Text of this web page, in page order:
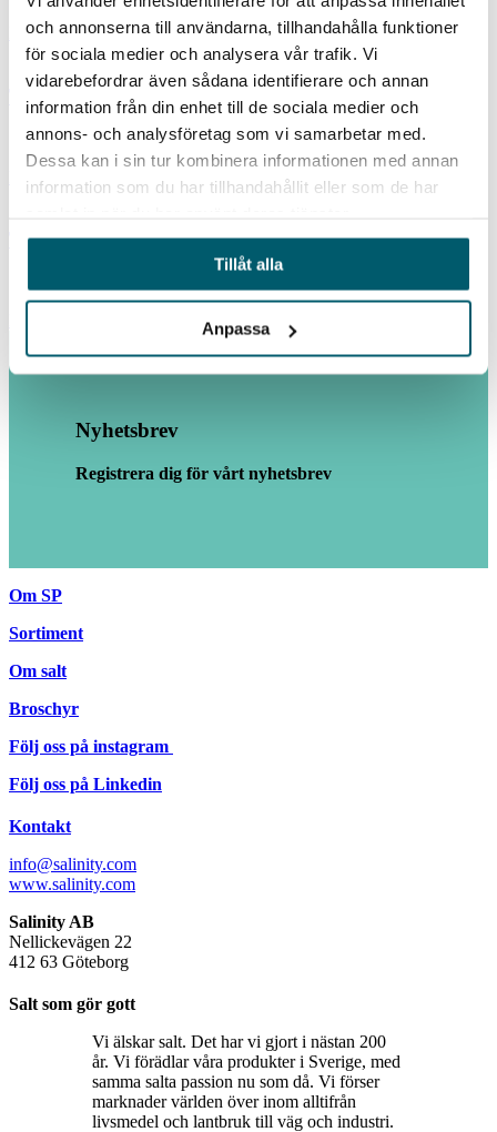
och annonserna till användarna, tillhandahålla funktioner
för sociala medier och analysera vår trafik. Vi
vidarebefordrar även sådana identifierare och annan
information från din enhet till de sociala medier och
annons- och analysföretag som vi samarbetar med.
Dessa kan i sin tur kombinera informationen med annan
information som du har tillhandahållit eller som de har
Tillåt alla
Anpassa
Läs mer
Tösalt 10kg
SP Tösalt – Effektiva lösningar för snö- och halkbekämpning
Läs mer
Tösalt 13kg
Nyhetsbrev
Registrera dig för vårt nyhetsbrev
Om SP
Sortiment
Om salt
Broschyr
Följ oss på instagram
Följ oss på Linkedin
Kontakt
info@salinity.com
www.salinity.com
Salinity AB
Nellickevägen 22
412 63 Göteborg
Salt som gör gott
Vi älskar salt. Det har vi gjort i nästan 200
år. Vi förädlar våra produkter i Sverige, med
samma salta passion nu som då. Vi förser
marknader världen över inom alltifrån
livsmedel och lantbruk till väg och industri.